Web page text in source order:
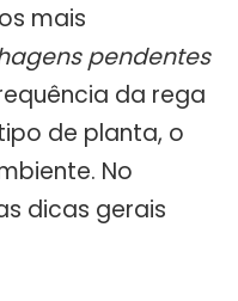
mais
pendentes
da rega
de planta, o
No
dicas gerais